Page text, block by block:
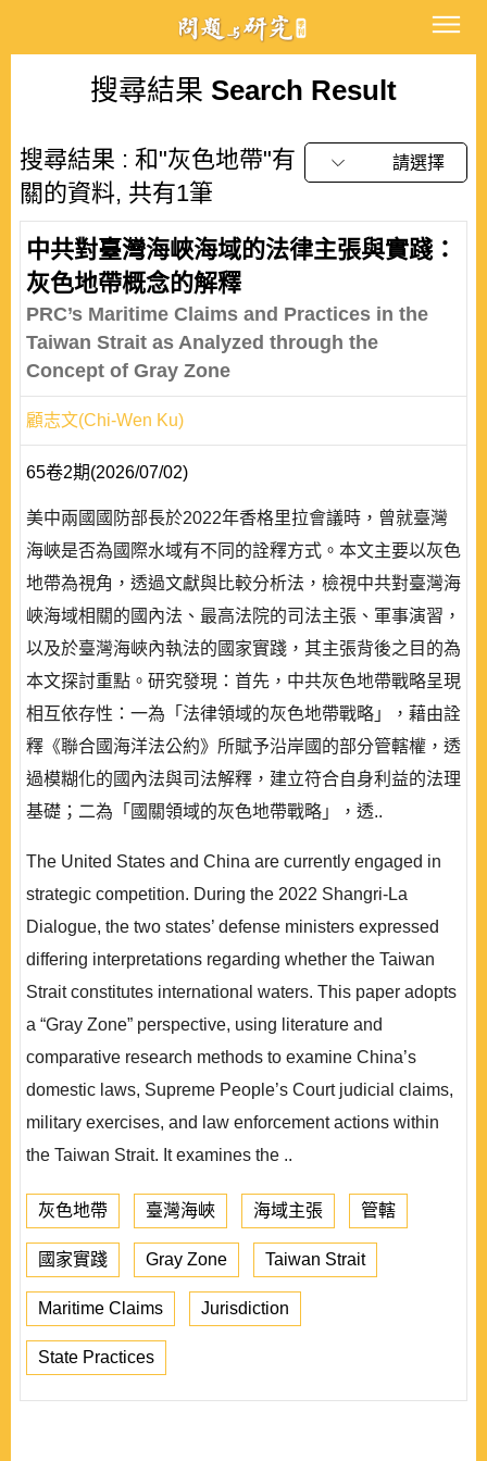
搜尋結果 Search Result
搜尋結果 : 和"灰色地帶"有
關的資料, 共有1筆
請選擇
中共對臺灣海峽海域的法律主張與實踐：
灰色地帶概念的解釋
PRC’s Maritime Claims and Practices in the
Taiwan Strait as Analyzed through the
Concept of Gray Zone
顧志文(Chi-Wen Ku)
65卷2期(2026/07/02)
美中兩國國防部長於2022年香格里拉會議時，曾就臺灣
海峽是否為國際水域有不同的詮釋方式。本文主要以灰色
地帶為視角，透過文獻與比較分析法，檢視中共對臺灣海
峽海域相關的國內法、最高法院的司法主張、軍事演習，
以及於臺灣海峽內執法的國家實踐，其主張背後之目的為
本文探討重點。研究發現：首先，中共灰色地帶戰略呈現
相互依存性：一為「法律領域的灰色地帶戰略」，藉由詮
釋《聯合國海洋法公約》所賦予沿岸國的部分管轄權，透
過模糊化的國內法與司法解釋，建立符合自身利益的法理
基礎；二為「國關領域的灰色地帶戰略」，透..
The United States and China are currently engaged in
strategic competition. During the 2022 Shangri-La
Dialogue, the two states’ defense ministers expressed
differing interpretations regarding whether the Taiwan
Strait constitutes international waters. This paper adopts
a “Gray Zone” perspective, using literature and
comparative research methods to examine China’s
domestic laws, Supreme People’s Court judicial claims,
military exercises, and law enforcement actions within
the Taiwan Strait. It examines the ..
灰色地帶 臺灣海峽 海域主張 管轄
國家實踐 Gray Zone Taiwan Strait
Maritime Claims Jurisdiction
State Practices